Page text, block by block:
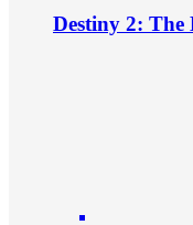
Destiny 2: The